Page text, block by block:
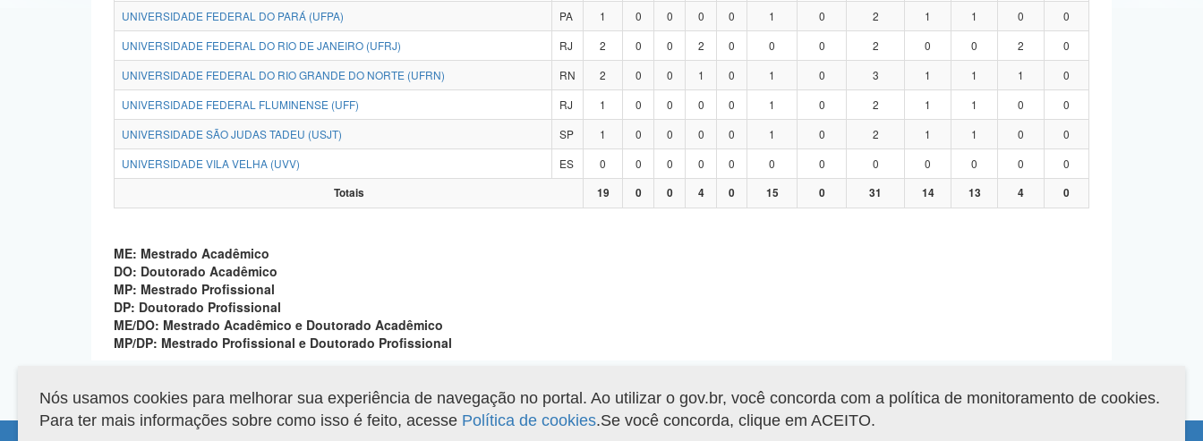
UNIVERSIDADE FEDERAL DO PARÁ (UFPA)
PA 1 0 0 0 0 1 0 2 1 1 0
0
UNIVERSIDADE FEDERAL DO RIO DE JANEIRO (UFRJ)
RJ 2 0 0 2 0 0 0 2 0 0 2
0
UNIVERSIDADE FEDERAL DO RIO GRANDE DO NORTE (UFRN)
RN 2 0 0 1 0 1 0 3 1 1 1
0
UNIVERSIDADE FEDERAL FLUMINENSE (UFF)
RJ 1 0 0 0 0 1 0 2 1 1 0
0
UNIVERSIDADE SÃO JUDAS TADEU (USJT)
SP 1 0 0 0 0 1 0 2 1 1 0
0
UNIVERSIDADE VILA VELHA (UVV)
ES 0 0 0 0 0 0 0 0 0 0 0
0
Totais
19 0 0 4 0 15 0 31 14 13 4 0
ME: Mestrado Acadêmico
DO: Doutorado Acadêmico
MP: Mestrado Profissional
DP: Doutorado Profissional
ME/DO: Mestrado Acadêmico e Doutorado Acadêmico
MP/DP: Mestrado Profissional e Doutorado Profissional
Gerar arquivo XLS
Nós usamos cookies para melhorar sua experiência de navegação no portal. Ao utilizar o gov.br, você concorda com a política de monitoramento de cookies.
Para ter mais informações sobre como isso é feito, acesse Política de cookies.Se você concorda, clique em ACEITO.